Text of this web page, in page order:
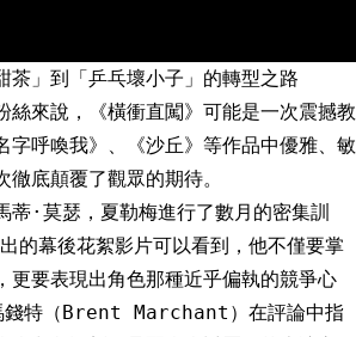
茶」到「乒乓壞小子」的轉型之路
絲來說，《橫衝直闖》可能是一次震撼教
字呼喚我》、《沙丘》等作品中優雅、敏
底顛覆了觀眾的期待。
蒂·莫瑟，夏勒梅進行了數月的密集訓
的幕後花絮影片可以看到，他不僅要掌
更要表現出角色那種近乎偏執的競爭心
錢特（Brent Marchant）在評論中指